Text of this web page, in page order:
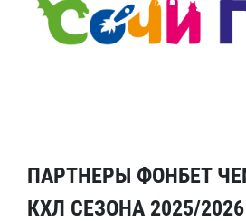
ПАРТНЕРЫ ФОНБЕТ
КХЛ СЕЗОНА 2025/2026